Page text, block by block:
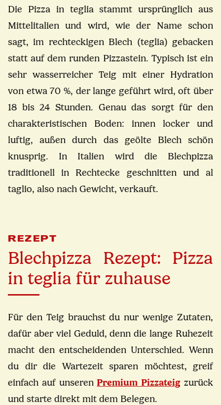
Die Pizza in teglia stammt ursprünglich aus
Mittelitalien und wird, wie der Name schon
sagt, im rechteckigen Blech (teglia) gebacken
statt auf dem runden Pizzastein. Typisch ist ein
sehr wasserreicher Teig mit einer Hydration
von etwa 70 %, der lange geführt wird, oft über
18 bis 24 Stunden. Genau das sorgt für den
charakteristischen Boden: innen locker und
luftig, außen durch das geölte Blech schön
knusprig. In Italien wird die Blechpizza
traditionell in Rechtecke geschnitten und al
taglio, also nach Gewicht, verkauft.Ansehen auf YouTube
REZEPT
Blechpizza Rezept: Pizza
in teglia für zuhause
Für den Teig brauchst du nur wenige Zutaten,
dafür aber viel Geduld, denn die lange Ruhezeit
macht den entscheidenden Unterschied. Wenn
du dir die Wartezeit sparen möchtest, greif
einfach auf unserenPremium Pizzateig zurück
und starte direkt mit dem Belegen.